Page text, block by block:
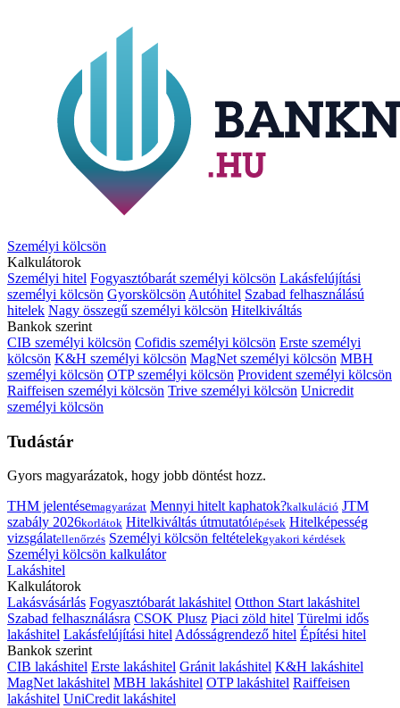
Személyi kölcsön
Kalkulátorok
Személyi hitel Fogyasztóbarát személyi kölcsön Lakásfelújítási
személyi kölcsön Gyorskölcsön Autóhitel Szabad felhasználású
hitelek Nagy összegű személyi kölcsön Hitelkiváltás
Bankok szerint
CIB személyi kölcsön Cofidis személyi kölcsön Erste személyi
kölcsön K&H személyi kölcsön MagNet személyi kölcsön MBH
személyi kölcsön OTP személyi kölcsön Provident személyi kölcsön
Raiffeisen személyi kölcsön Trive személyi kölcsön Unicredit
személyi kölcsön
Tudástár
Gyors magyarázatok, hogy jobb döntést hozz.
THM jelentésemagyarázat Mennyi hitelt kaphatok?kalkuláció JTM
szabály 2026korlátok Hitelkiváltás útmutatólépések Hitelképesség
vizsgálatellenőrzés Személyi kölcsön feltételekgyakori kérdések
Személyi kölcsön kalkulátor
Lakáshitel
Kalkulátorok
Lakásvásárlás Fogyasztóbarát lakáshitel Otthon Start lakáshitel
Szabad felhasználásra CSOK Plusz Piaci zöld hitel Türelmi idős
lakáshitel Lakásfelújítási hitelAdósságrendező hitel Építési hitel
Bankok szerint
CIB lakáshitel Erste lakáshitel Gránit lakáshitel K&H lakáshitel
MagNet lakáshitel MBH lakáshitel OTP lakáshitel Raiffeisen
lakáshitel UniCredit lakáshitel